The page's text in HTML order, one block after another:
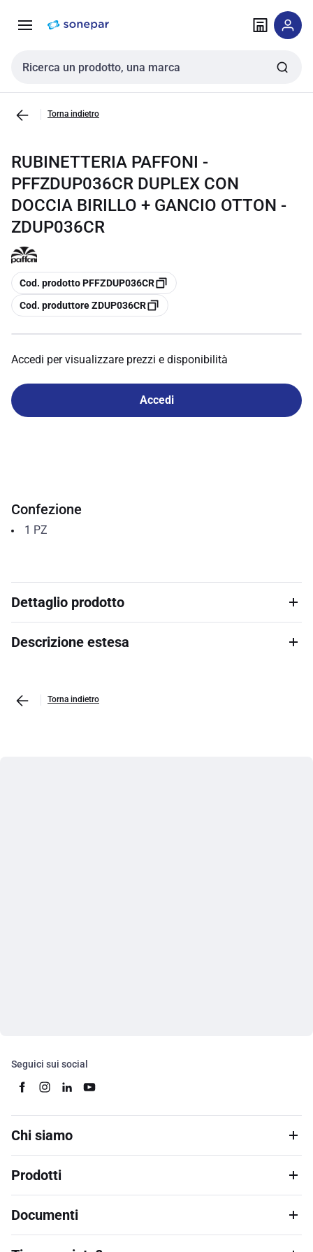
navigazione alla
Cerca input
Torna indietro
RUBINETTERIA PAFFONI -
PFFZDUP036CR DUPLEX CON
DOCCIA BIRILLO + GANCIO OTTON -
ZDUP036CR
copia
Cod. prodotto PFFZDUP036CR
copia
Cod. produttore ZDUP036CR
Accedi per visualizzare prezzi e disponibilità
Accedi
Confezione
1 PZ
Dettaglio prodotto
Descrizione estesa
Torna indietro
Seguici sui social
Chi siamo
Prodotti
Documenti